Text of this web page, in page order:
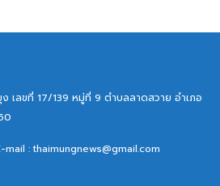
เลขที่ 17/139 หมู่ที่ 9 ตำบลลาดสวาย อำเภอ
mail : thaimungnews@gmail.com